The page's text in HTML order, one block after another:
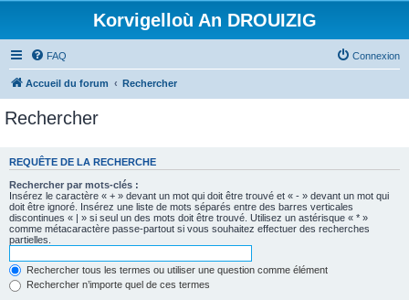
Korvigelloù An DROUIZIG
FAQ Connexion
Accueil du forum Rechercher
Rechercher
REQUÊTE DE LA RECHERCHE
Rechercher par mots-clés :
Insérez le caractère « + » devant un mot qui doit être trouvé et « - » devant un mot qui
doit être ignoré. Insérez une liste de mots séparés entre des barres verticales
discontinues « | » si seul un des mots doit être trouvé. Utilisez un astérisque « * »
comme métacaractère passe-partout si vous souhaitez effectuer des recherches
partielles.
Rechercher tous les termes ou utiliser une question comme élément
Rechercher n’importe quel de ces termes